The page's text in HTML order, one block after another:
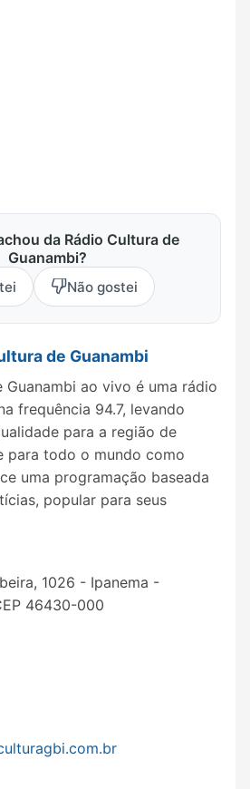
da Rádio Cultura de
Guanambi?
Não gostei
de Guanambi
Guanambi ao vivo é uma rádio
frequência 94.7, levando
para a região de
para todo o mundo como
uma programação baseada
popular para seus
1026 - Ipanema -
46430-000